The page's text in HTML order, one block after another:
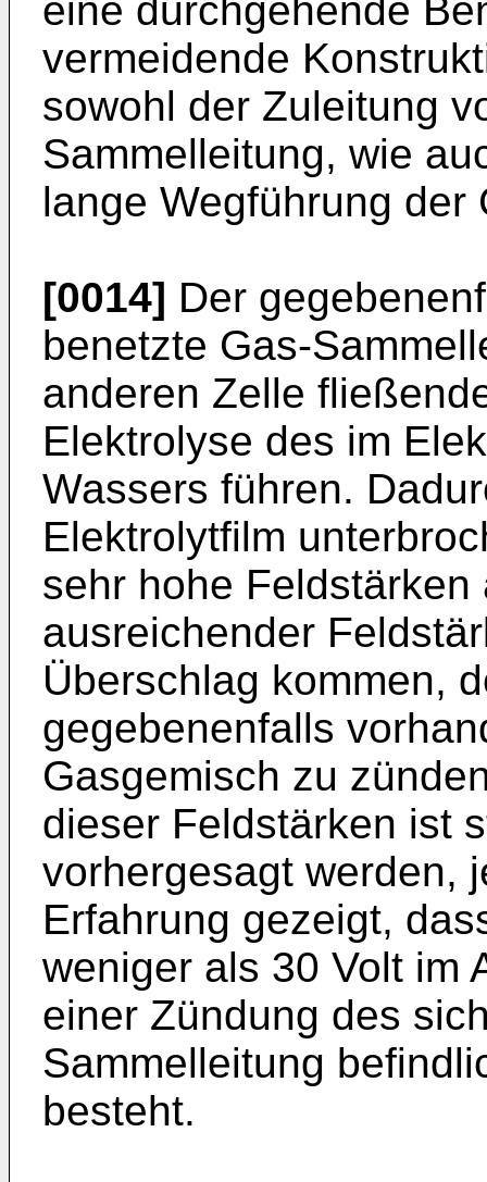
eine durchgehende
vermeidende
sowohl der Zuleitung
Sammelleitung, wie
lange Wegführung der
[0014] Der
benetzte Gas-
anderen Zelle
Elektrolyse des im
Wassers führen.
Elektrolytfilm
sehr hohe
ausreichender
Überschlag kommen,
gegebenenfalls
Gasgemisch zu
dieser Feldstärken ist
vorhergesagt werden,
Erfahrung gezeigt,
weniger als 30 Volt im
einer Zündung des
Sammelleitung
besteht.